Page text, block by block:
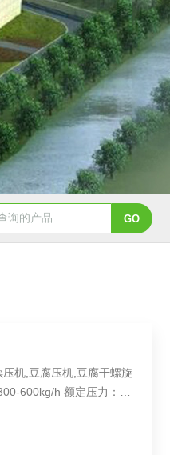
肉丸机 冻肉预处理联
机,豆腐压机,豆腐干螺旋
600kg/h 额定压力：